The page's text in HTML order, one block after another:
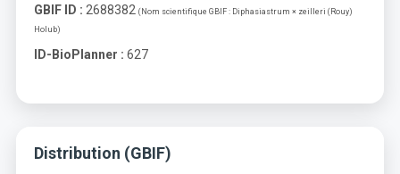
GBIF ID : 2688382 (Nom scientifique GBIF : Diphasiastrum × zeilleri (Rouy)
Holub)
ID-BioPlanner : 627
Distribution (GBIF)